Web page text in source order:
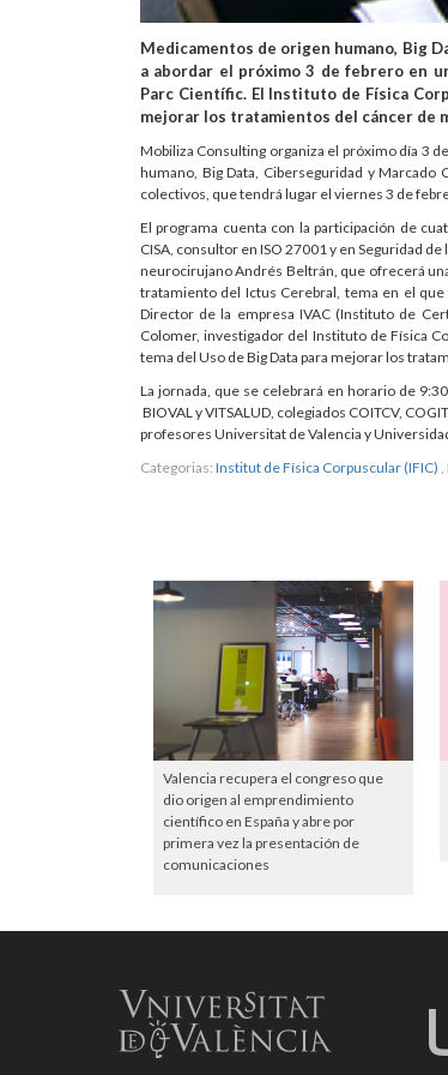
Medicamentos de origen humano, Big
a abordar el próximo 3 de febrero en
Parc Científic. El Instituto de Física
mejorar los tratamientos del cáncer de
Mobiliza Consulting organiza el próximo día 3
humano, Big Data, Ciberseguridad y Marcado
colectivos, que tendrá lugar el viernes 3 de
El programa cuenta con la participación de
CISA, consultor en ISO 27001 y en Seguridad
neurocirujano Andrés Beltrán, que ofrecerá
tratamiento del Ictus Cerebral, tema en el que
Director de la empresa IVAC (Instituto de
Colomer, investigador del Instituto de Física
tema del Uso de Big Data para mejorar los
La jornada, que se celebrará en horario de
BIOVAL y VITSALUD, colegiados COITCV,
profesores Universitat de Valencia y
Categorias: Institut de Física Corpuscular (IFIC)
Valencia recupera el congreso que
dio origen al emprendimiento
científico en España y abre por
primera vez la presentación de
comunicaciones